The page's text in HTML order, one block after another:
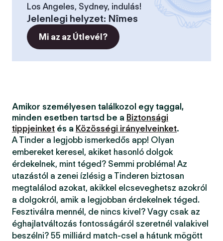
Los Angeles, Sydney, indulás!
Jelenlegi helyzet: Nîmes
Mi az az Útlevél?
Amikor személyesen találkozol egy taggal,
minden esetben tartsd be a Biztonsági
tippjeinket és a Közösségi irányelveinket.
A Tinder a legjobb ismerkedős app! Olyan
embereket keresel, akiket hasonló dolgok
érdekelnek, mint téged? Semmi probléma! Az
utazástól a zenei ízlésig a Tinderen biztosan
megtalálod azokat, akikkel elcseveghetsz azokról
a dolgokról, amik a legjobban érdekelnek téged.
Fesztiválra mennél, de nincs kivel? Vagy csak az
éghajlatváltozás fontosságáról szeretnél valakivel
beszélni? 55 milliárd match-csel a hátunk mögött